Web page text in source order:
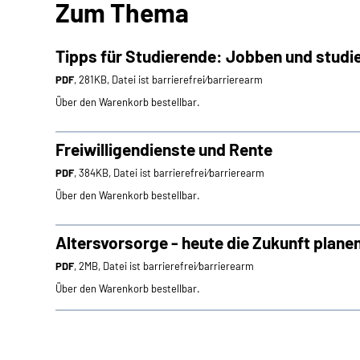
Zum Thema
Tipps für Studierende: Jobben und
PDF, 281KB, Datei ist barrierefrei⁄barrierearm
Über den Warenkorb bestellbar.
Freiwilligendienste und Rente
PDF, 384KB, Datei ist barrierefrei⁄barrierearm
Über den Warenkorb bestellbar.
Altersvorsorge - heute die Zukunft
PDF, 2MB, Datei ist barrierefrei⁄barrierearm
Über den Warenkorb bestellbar.